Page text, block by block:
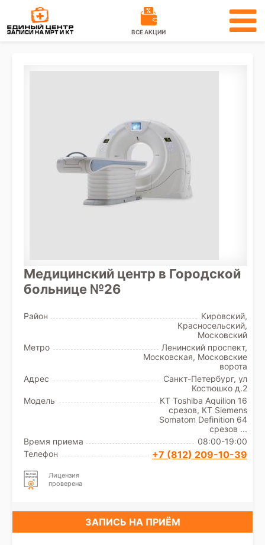
ВСЕ АКЦИИ
Медицинский центр в Городской
больнице №26
Район
Кировский,
Красносельский,
Московский
Метро
Ленинский проспект,
Московская, Московские
ворота
Адрес
Санкт-Петербург, ул
Костюшко д.2
Модель
КТ Toshiba Aquilion 16
срезов, КТ Siemens
Somatom Definition 64
срезов ...
Время приема
08:00-19:00
Телефон
+7 (812) 209-10-39
Лицензия
проверена
ЗАПИСЬ НА ПРИЁМ